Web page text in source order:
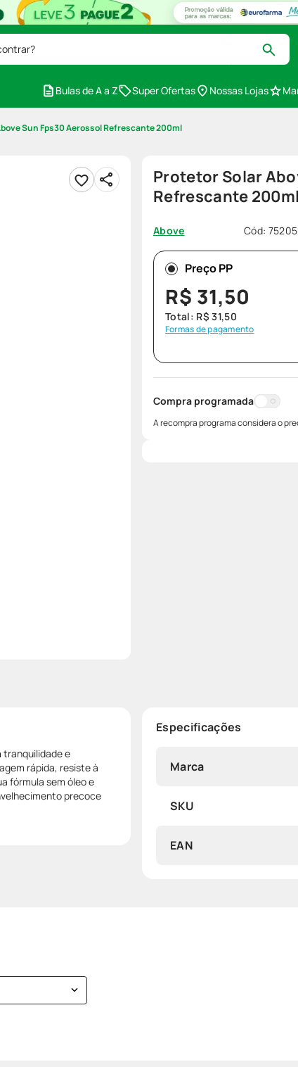
Bulas de A a Z Super Ofertas Nossas Lojas
Sun Fps30 Aerossol Refrescante 200ml
Protetor Solar
Refrescante 200ml
Above Cód:
Preço PP
R$ 31,50
Total: R$ 31,50
Formas de pagamento
Compra programada
A recompra programa considera o
tranquilidade e
rápida, resiste à
fórmula sem óleo e
precoce
Especificações
Marca
SKU
EAN